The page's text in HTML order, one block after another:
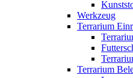
Werkzeug
Terrarium
Terrarium